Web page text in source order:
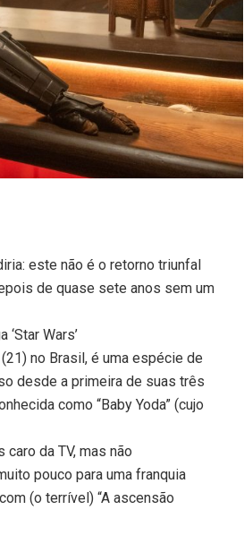
este não é o retorno triunfal
de quase sete anos sem um
Wars’
no Brasil, é uma espécie de
desde a primeira de suas três
como “Baby Yoda” (cujo
da TV, mas não
pouco para uma franquia
(o terrível) “A ascensão